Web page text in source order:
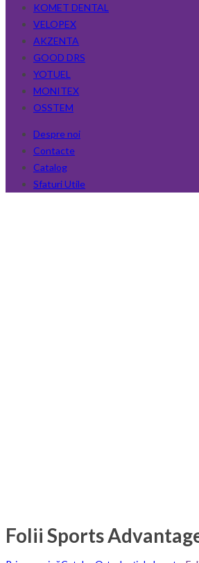
KOMET DENTAL
VELOPEX
AKZENTA
GOOD DRS
YOTUEL
MONITEX
OSSTEM
Despre noi
Contacte
Catalog
Sfaturi Utile
Folii Sports